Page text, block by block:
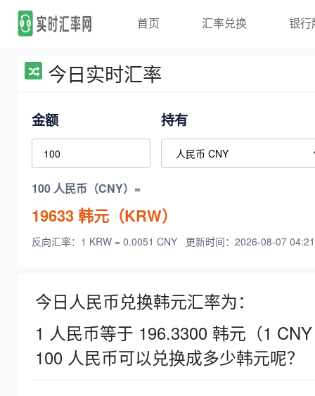
首页 汇率兑换 银行
今日实时汇率
金额 持有
100 人民币（CNY）=
19633韩元（KRW）
反向汇率：1 KRW = 0.0051 CNY 更新时间：2026-08-07
今日人民币兑换韩元汇率为：
1 人民币等于 196.3300 韩元（1
100 人民币可以兑换成多少韩元呢？